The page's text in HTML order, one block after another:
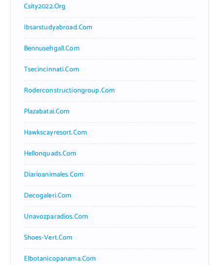
Csity2022.org
Ibsarstudyabroad.com
Bennusehgall.com
Tsecincinnati.com
Roderconstructiongroup.com
Plazabatai.com
Hawkscayresort.com
Hellonquads.com
Diarioanimales.com
Decogaleri.com
Unavozparadios.com
Shoes-Vert.com
Elbotanicopanama.com